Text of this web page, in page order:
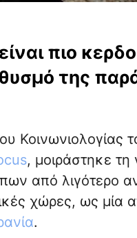
πιο
της
Κοινωνιολογίας
, μοιράστηκε τη
από λιγότερο
χώρες, ως μία
.